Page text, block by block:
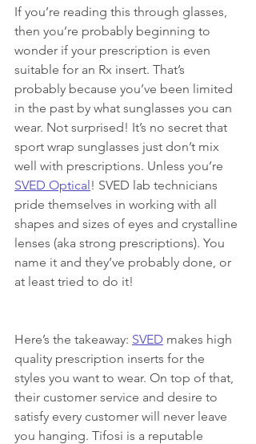
If you’re reading this through glasses,
then you’re probably beginning to
wonder if your prescription is even
suitable for an Rx insert. That’s
probably because you’ve been limited
in the past by what sunglasses you can
wear. Not surprised! It’s no secret that
sport wrap sunglasses just don’t mix
well with prescriptions. Unless you’re
SVED Optical! SVED lab technicians
pride themselves in working with all
shapes and sizes of eyes and crystalline
lenses (aka strong prescriptions). You
name it and they’ve probably done, or
at least tried to do it!
Here’s the takeaway: SVED makes high
quality prescription inserts for the
styles you want to wear. On top of that,
their customer service and desire to
satisfy every customer will never leave
you hanging. Tifosi is a reputable